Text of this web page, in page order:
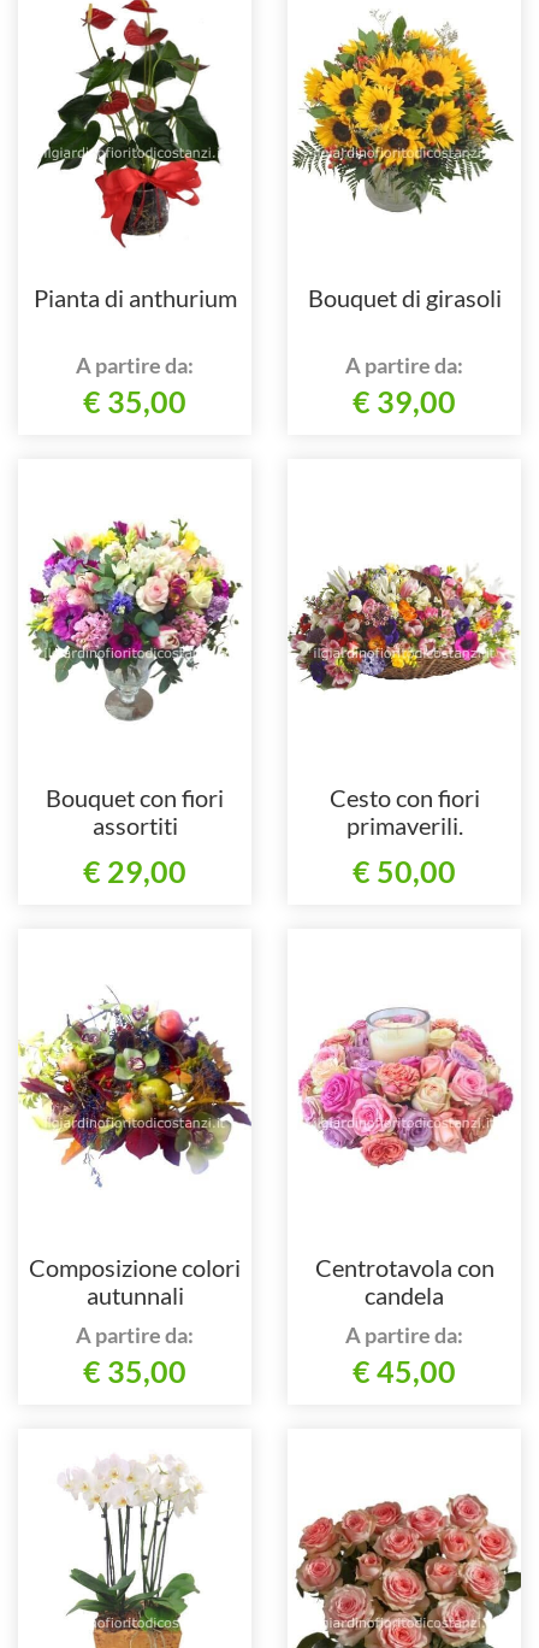
Pianta di anthurium
A partire da:
€ 35,00
Bouquet di girasoli
A partire da:
€ 39,00
Bouquet con fiori
assortiti
€ 29,00
Cesto con fiori
primaverili.
€ 50,00
Composizione colori
autunnali
A partire da:
€ 35,00
Centrotavola con
candela
A partire da:
€ 45,00